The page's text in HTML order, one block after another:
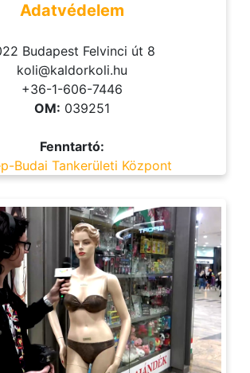
Adatvédelem
Budapest Felvinci út 8
koli@kaldorkoli.hu
+36-1-606-7446
OM: 039251
Fenntartó:
Budai Tankerületi Központ